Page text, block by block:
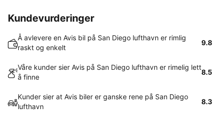
Kundevurderinger
Å avlevere en Avis bil på San Diego lufthavn er rimlig
raskt og enkelt
9.8
Våre kunder sier Avis på San Diego lufthavn er rimelig lett
å finne
8.5
Kunder sier at Avis biler er ganske rene på San Diego
lufthavn
8.3